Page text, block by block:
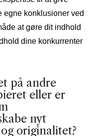
egne konklusioner ved
at gøre dit indhold
dine konkurrenter
på andre
eller er
nyt
originalitet?